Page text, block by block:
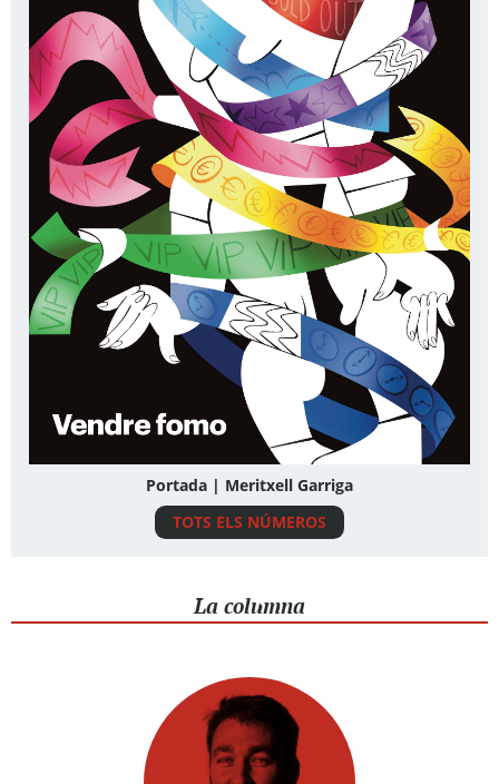
Portada | Meritxell Garriga
TOTS ELS NÚMEROS
La columna